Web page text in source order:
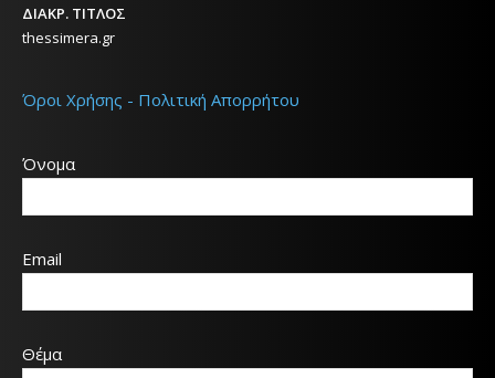
ΔΙΑΚΡ. ΤΙΤΛΟΣ
thessimera.gr
Όροι Χρήσης - Πολιτική Απορρήτου
Όνομα
Email
Θέμα